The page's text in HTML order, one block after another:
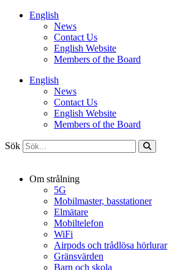
HoppaEnglish
News
Contact Us
English Website
Members of the Board
English
News
Contact Us
English Website
Members of the Board
Sök
Om strålning
5G
Mobilmaster, basstationer
Elmätare
Mobiltelefon
WiFi
Airpods och trådlösa hörlurar
Gränsvärden
Barn och skola